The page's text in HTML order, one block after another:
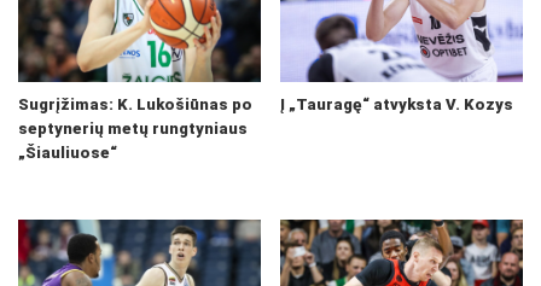
Sugrįžimas: K. Lukošiūnas po
septynerių metų rungtyniaus
„Šiauliuose“
Į „Tauragę“ atvyksta V. Kozys